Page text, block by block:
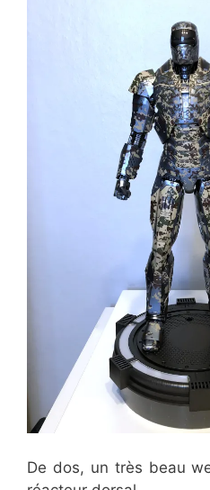
De dos, un très beau